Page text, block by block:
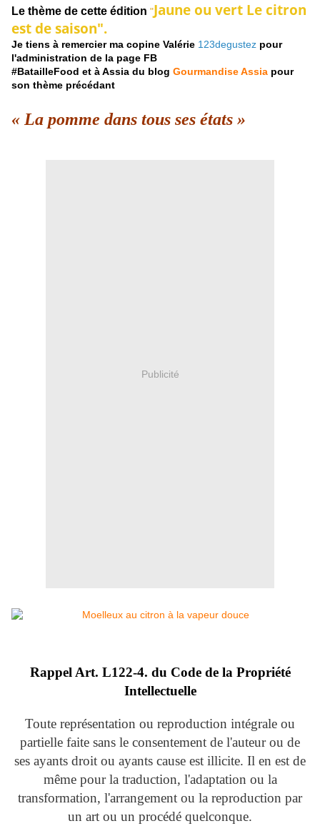
Le thème de cette édition "Jaune ou vert Le citron
est de saison".
Je tiens à remercier ma copine Valérie 123degustez pour
l'administration de la page FB
#BatailleFood et à Assia du blog Gourmandise Assia pour
son thème précédant
« La pomme dans tous ses états »
Publicité
Rappel Art. L122-4. du Code de la Propriété
Intellectuelle
Toute représentation ou reproduction intégrale ou
partielle faite sans le consentement de l'auteur ou de
ses ayants droit ou ayants cause est illicite. Il en est de
même pour la traduction, l'adaptation ou la
transformation, l'arrangement ou la reproduction par
un art ou un procédé quelconque.